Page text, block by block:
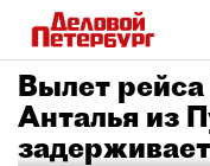
Вылет
Анталья из